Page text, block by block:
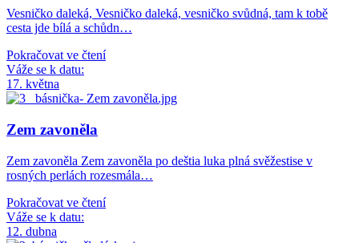
Vesničko daleká, Vesničko daleká, vesničko svůdná, tam k tobě
cesta jde bílá a schůdn…
Pokračovat ve čtení
Váže se k datu:
17. května
Zem zavoněla
Zem zavoněla Zem zavoněla po deštia luka plná svěžestise v
rosných perlách rozesmála…
Pokračovat ve čtení
Váže se k datu:
12. dubna